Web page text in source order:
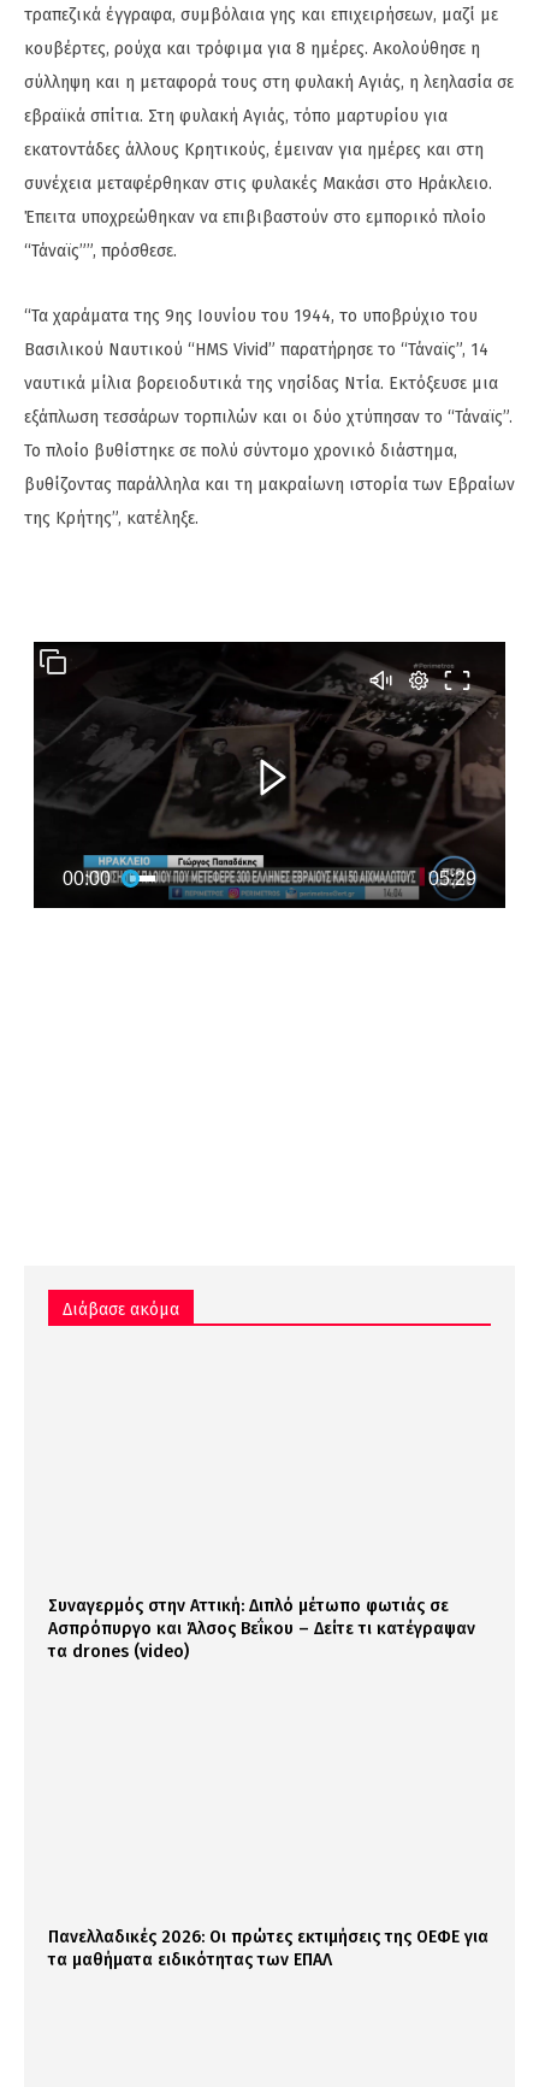
τραπεζικά έγγραφα, συμβόλαια γης και επιχειρήσεων, μαζί με
κουβέρτες, ρούχα και τρόφιμα για 8 ημέρες. Ακολούθησε η
σύλληψη και η μεταφορά τους στη φυλακή Αγιάς, η λεηλασία σε
εβραϊκά σπίτια. Στη φυλακή Αγιάς, τόπο μαρτυρίου για
εκατοντάδες άλλους Κρητικούς, έμειναν για ημέρες και στη
συνέχεια μεταφέρθηκαν στις φυλακές Μακάσι στο Ηράκλειο.
Έπειτα υποχρεώθηκαν να επιβιβαστούν στο εμπορικό πλοίο
“Τάναϊς””, πρόσθεσε.
“Τα χαράματα της 9ης Ιουνίου του 1944, το υποβρύχιο του
Βασιλικού Ναυτικού “HMS Vivid” παρατήρησε το “Τάναϊς”, 14
ναυτικά μίλια βορειοδυτικά της νησίδας Ντία. Εκτόξευσε μια
εξάπλωση τεσσάρων τορπιλών και οι δύο χτύπησαν το “Τάναϊς”.
Το πλοίο βυθίστηκε σε πολύ σύντομο χρονικό διάστημα,
βυθίζοντας παράλληλα και τη μακραίωνη ιστορία των Εβραίων
της Κρήτης”, κατέληξε.
Διάβασε ακόμα
Συναγερμός στην Αττική: Διπλό μέτωπο φωτιάς σε
Ασπρόπυργο και Άλσος Βεΐκου – Δείτε τι κατέγραψαν
τα drones (video)
Πανελλαδικές 2026: Οι πρώτες εκτιμήσεις της ΟΕΦΕ για
τα μαθήματα ειδικότητας των ΕΠΑΛ